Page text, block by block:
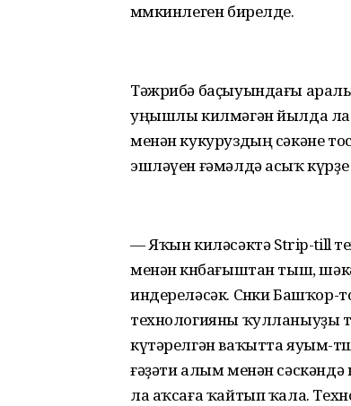
мөмкинлеген бирелде.
Тәжрибә баҫыуындағы
уңышлы килмәгән йылда ла
менән кукуруздың сәкәне
эшләүен ғәмәлдә асыҡ
— Яҡын киләсәктә Strip-till
менән көнбағыштан тыш,
индереләсәк. Сөнки
технологияны ҡулланыуҙы
күтәрелгән ваҡытта яуым-
ғәҙәти алым менән
ла аҡсаға ҡайтып ҡала.